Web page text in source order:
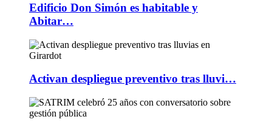
Edificio Don Simón es habitable y
Abitar…
Activan despliegue preventivo tras lluvi…